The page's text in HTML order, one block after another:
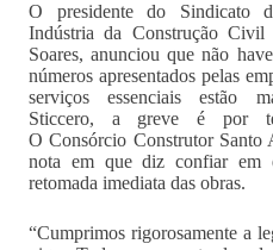
O presidente do Sindicato
Indústria da Construção Civil
Soares, anunciou que não
números apresentados pelas
serviços essenciais estão
Sticcero, a greve é por
O Consórcio Construtor Santo
nota em que diz confiar em
retomada imediata das obras.
“Cumprimos rigorosamente a